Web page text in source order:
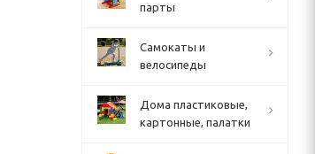
парты
Cамокаты и
велосипеды
Дома пластиковые,
картонные, палатки